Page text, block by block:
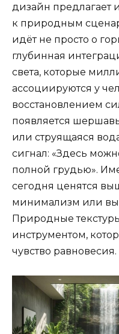
дизайн предлагает
к природным
идёт не просто о
глубинная
света, которые
ассоциируются у
восстановлением
появляется
или струящаяся
сигнал: «Здесь
полной грудью».
сегодня ценятся
минимализм или
Природные
инструментом,
чувство равновесия.